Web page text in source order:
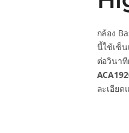
กล้อง
นี้ใช้เซ็น
ต่อวินา
ละเอียด